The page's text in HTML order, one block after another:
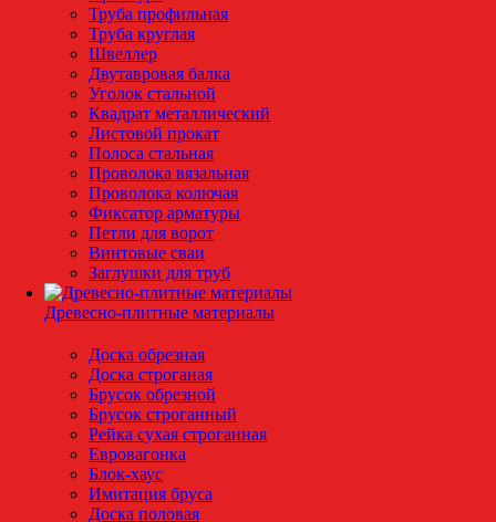
Труба профильная
Труба круглая
Швеллер
Двутавровая балка
Уголок стальной
Квадрат металлический
Листовой прокат
Полоса стальная
Проволока вязальная
Проволока колючая
Фиксатор арматуры
Петли для ворот
Винтовые сваи
Заглушки для труб
Древесно-плитные материалы
Доска обрезная
Доска строганая
Брусок обрезной
Брусок строганный
Рейка сухая строганная
Евровагонка
Блок-хаус
Имитация бруса
Доска половая